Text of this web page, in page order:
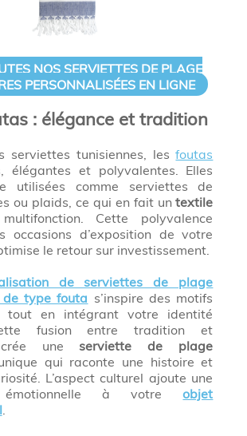
NOS SERVIETTES DE PLAGE
PERSONNALISÉES EN LIGNE
: élégance et tradition
serviettes tunisiennes, lesfoutas
élégantes et polyvalentes. Elles
utilisées comme serviettes de
ou plaids, ce qui en fait untextile
Cette polyvalence
occasions d’exposition de votre
le retour sur investissement.
de serviettes de plage
type fouta s’inspire des motifs
tout en intégrant votre identité
fusion entre tradition et
crée une serviette de plage
qui raconte une histoire et
L’aspect culturel ajoute une
émotionnelle à votreobjet
.